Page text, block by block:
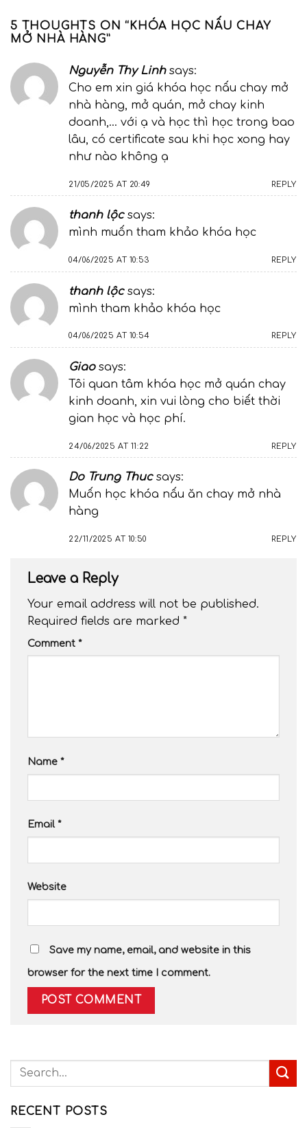
5 THOUGHTS ON “KHÓA HỌC NẤU CHAY
MỞ NHÀ HÀNG”
Nguyễn Thy Linh says:
Cho em xin giá khóa học nấu chay mở
nhà hàng, mở quán, mở chay kinh
doanh,… với ạ và học thì học trong bao
lâu, có certificate sau khi học xong hay
như nào không ạ
21/05/2025 AT 20:49 REPLY
thanh lộc says:
mình muốn tham khảo khóa học
04/06/2025 AT 10:53 REPLY
thanh lộc says:
mình tham khảo khóa học
04/06/2025 AT 10:54 REPLY
Giao says:
Tôi quan tâm khóa học mở quán chay
kinh doanh, xin vui lòng cho biết thời
gian học và học phí.
24/06/2025 AT 11:22 REPLY
Do Trung Thuc says:
Muốn học khóa nấu ăn chay mở nhà
hàng
22/11/2025 AT 10:50 REPLY
Leave a Reply
Your email address will not be published.
Required fields are marked *
Comment *
Name *
Email *
Website
Save my name, email, and website in this
browser for the next time I comment.
RECENT POSTS